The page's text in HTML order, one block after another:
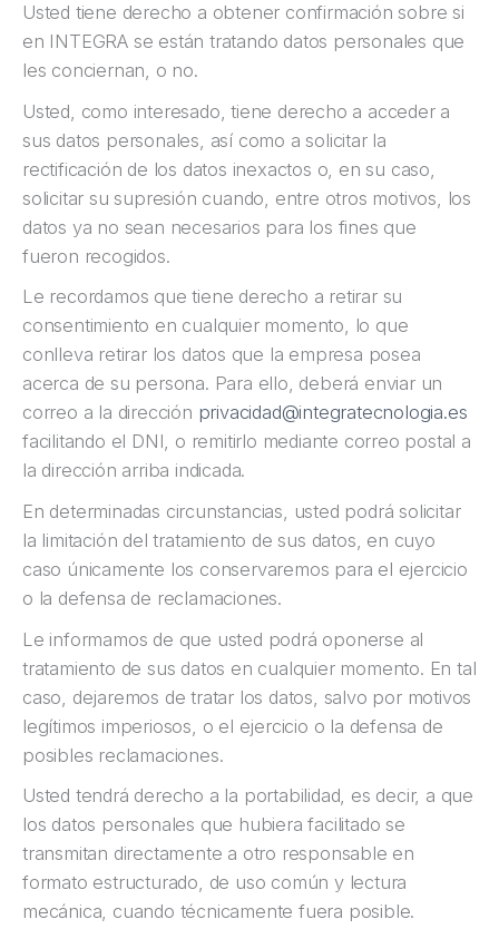
Usted tiene derecho a obtener confirmación sobre si
en INTEGRA se están tratando datos personales que
les conciernan, o no.
Usted, como interesado, tiene derecho a acceder a
sus datos personales, así como a solicitar la
rectificación de los datos inexactos o, en su caso,
solicitar su supresión cuando, entre otros motivos, los
datos ya no sean necesarios para los fines que
fueron recogidos.
Le recordamos que tiene derecho a retirar su
consentimiento en cualquier momento, lo que
conlleva retirar los datos que la empresa posea
acerca de su persona. Para ello, deberá enviar un
correo a la dirección privacidad@integratecnologia.es
facilitando el DNI, o remitirlo mediante correo postal a
la dirección arriba indicada.
En determinadas circunstancias, usted podrá solicitar
la limitación del tratamiento de sus datos, en cuyo
caso únicamente los conservaremos para el ejercicio
o la defensa de reclamaciones.
Le informamos de que usted podrá oponerse al
tratamiento de sus datos en cualquier momento. En tal
caso, dejaremos de tratar los datos, salvo por motivos
legítimos imperiosos, o el ejercicio o la defensa de
posibles reclamaciones.
Usted tendrá derecho a la portabilidad, es decir, a que
los datos personales que hubiera facilitado se
transmitan directamente a otro responsable en
formato estructurado, de uso común y lectura
mecánica, cuando técnicamente fuera posible.